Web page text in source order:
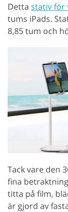
Detta stativ för
tums iPads.
8,85 tum och
Tack vare den
fina
titta på film,
är gjord av